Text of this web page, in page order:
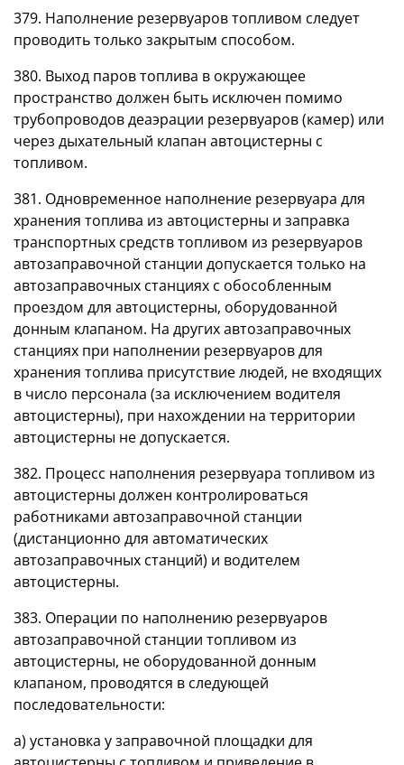
379. Наполнение резервуаров топливом следует
проводить только закрытым способом.
380. Выход паров топлива в окружающее
пространство должен быть исключен помимо
трубопроводов деаэрации резервуаров (камер) или
через дыхательный клапан автоцистерны с
топливом.
381. Одновременное наполнение резервуара для
хранения топлива из автоцистерны и заправка
транспортных средств топливом из резервуаров
автозаправочной станции допускается только на
автозаправочных станциях с обособленным
проездом для автоцистерны, оборудованной
донным клапаном. На других автозаправочных
станциях при наполнении резервуаров для
хранения топлива присутствие людей, не входящих
в число персонала (за исключением водителя
автоцистерны), при нахождении на территории
автоцистерны не допускается.
382. Процесс наполнения резервуара топливом из
автоцистерны должен контролироваться
работниками автозаправочной станции
(дистанционно для автоматических
автозаправочных станций) и водителем
автоцистерны.
383. Операции по наполнению резервуаров
автозаправочной станции топливом из
автоцистерны, не оборудованной донным
клапаном, проводятся в следующей
последовательности:
а) установка у заправочной площадки для